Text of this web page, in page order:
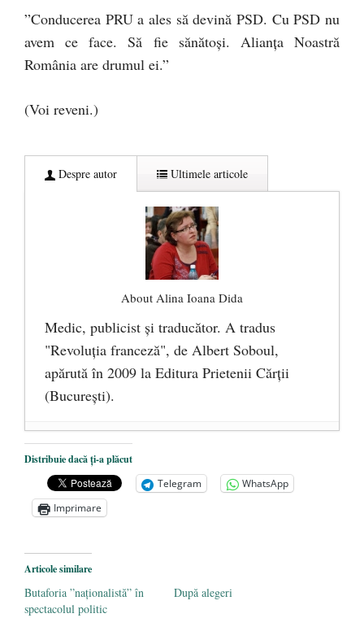
”Conducerea PRU a ales să devină PSD. Cu PSD nu
avem ce face. Să fie sănătoși. Alianța Noastră
România are drumul ei.”
(Voi reveni.)
Despre autor Ultimele articole
About Alina Ioana Dida
Medic, publicist şi traducător. A tradus
"Revoluţia franceză", de Albert Soboul,
apărută în 2009 la Editura Prietenii Cărţii
(Bucureşti).
Ceva despre pandemie
O carte despre embrionul uman, ca
persoană ce trebuie apărată - 8 octombrie
2019
împlinește 140 de ani de la înființare
septembrie 2019
Distribuie dacă ți-a plăcut
Telegram
WhatsApp
Imprimare
Articole similare
Butaforia ”naționalistă” în
spectacolul politic
După alegeri